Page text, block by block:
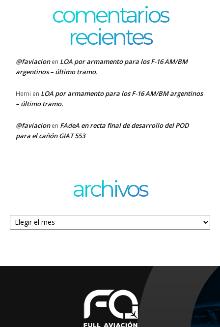
comentarios
recientes
@faviacionen LOA por armamento para los F-16 AM/BM
argentinos – último tramo.
Herni en LOA por armamento para los F-16 AM/BM argentinos
– último tramo.
@faviacionen FAdeA en recta final de desarrollo del POD
para el cañón GIAT 553
archivos
Archivos